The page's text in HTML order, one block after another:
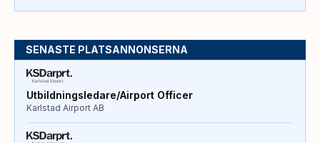
SENASTE PLATSANNONSERNA
Utbildningsledare/Airport Officer
Karlstad Airport AB